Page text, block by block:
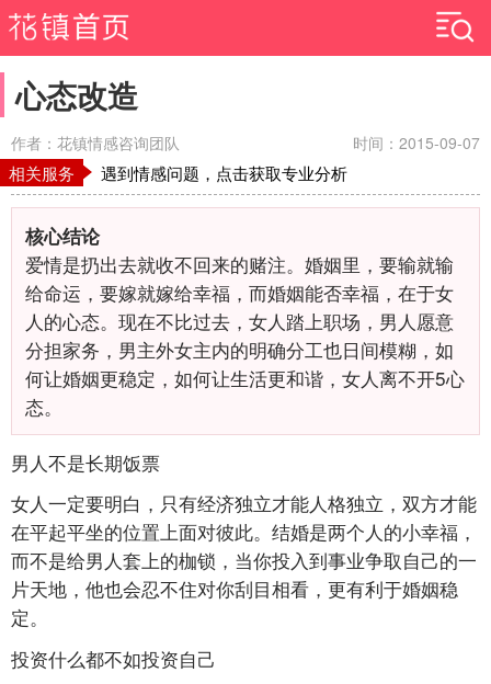
心态改造
作者：花镇情感咨询团队 时间：2015-09-07
相关服务 遇到情感问题，点击获取专业分析
核心结论
爱情是扔出去就收不回来的赌注。婚姻里，要输就输
给命运，要嫁就嫁给幸福，而婚姻能否幸福，在于女
人的心态。现在不比过去，女人踏上职场，男人愿意
分担家务，男主外女主内的明确分工也日间模糊，如
何让婚姻更稳定，如何让生活更和谐，女人离不开5心
态。
男人不是长期饭票
女人一定要明白，只有经济独立才能人格独立，双方才能
在平起平坐的位置上面对彼此。结婚是两个人的小幸福，
而不是给男人套上的枷锁，当你投入到事业争取自己的一
片天地，他也会忍不住对你刮目相看，更有利于婚姻稳
定。
投资什么都不如投资自己